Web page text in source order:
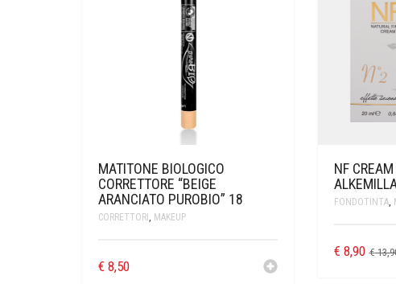
MATITONE BIOLOGICO
CORRETTORE “BEIGE
ARANCIATO PUROBIO” 18
CORRETTORI MAKEUP
€ 8,50
NF
FONDOTINTA,
€
€ 8,90